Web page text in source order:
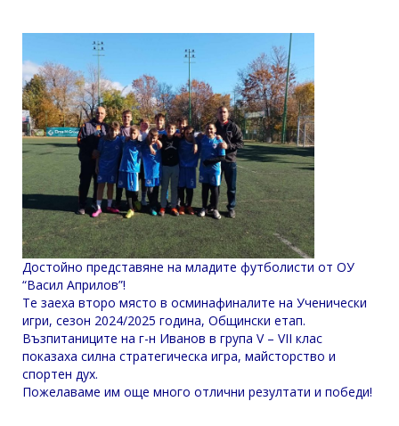
Достойно представяне на младите футболисти от ОУ
“Васил Априлов”!
Те заеха второ място в осминафиналите на Ученически
игри, сезон 2024/2025 година, Общински етап.
Възпитаниците на г-н Иванов в група V – VII клас
показаха силна стратегическа игра, майсторство и
спортен дух.
Пожелаваме им още много отлични резултати и победи!